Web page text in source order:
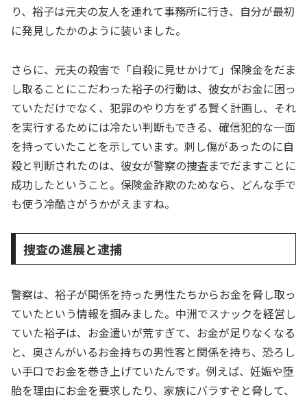
り、裕子は元夫の友人を連れて事務所に行き、自分が最初
に発見したかのように装いました。
さらに、元夫の殺害で「自殺に見せかけて」保険金をだま
し取ることにこだわった裕子の行動は、彼女がお金に困っ
ていただけでなく、犯罪のやり方をずる賢く計画し、それ
を実行するためには冷たい判断もできる、確信犯的な一面
を持っていたことを示しています。刺し傷があったのに自
殺と判断されたのは、彼女が警察の捜査までだますことに
成功したということ。保険金詐欺のためなら、どんな手で
も使う冷酷さがうかがえますね。
捜査の進展と逮捕
警察は、裕子が関係を持った男性たちからお金を脅し取っ
ていたという情報を掴みました。中洲でスナックを経営し
ていた裕子は、お金遣いが荒すぎて、お金が足りなくなる
と、奥さんがいるお金持ちの男性客と関係を持ち、恐ろし
い手口でお金を巻き上げていたんです。例えば、妊娠や堕
胎を理由にお金を要求したり、家族にバラすぞと脅して、